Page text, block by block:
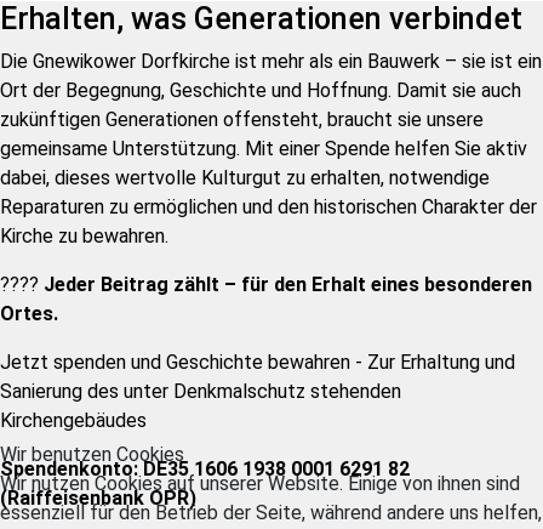
Erhalten, was Generationen verbindet
Die Gnewikower Dorfkirche ist mehr als ein Bauwerk – sie ist ein
Ort der Begegnung, Geschichte und Hoffnung. Damit sie auch
zukünftigen Generationen offensteht, braucht sie unsere
gemeinsame Unterstützung. Mit einer Spende helfen Sie aktiv
dabei, dieses wertvolle Kulturgut zu erhalten, notwendige
Reparaturen zu ermöglichen und den historischen Charakter der
Kirche zu bewahren.
???? Jeder Beitrag zählt – für den Erhalt eines besonderen
Ortes.
Jetzt spenden und Geschichte bewahren - Zur Erhaltung und
Sanierung des unter Denkmalschutz stehenden
Kirchengebäudes
Spendenkonto: DE35 1606 1938 0001 6291 82
(Raiffeisenbank OPR)
Wir benutzen Cookies
Wir nutzen Cookies auf unserer Website. Einige von ihnen sind
essenziell für den Betrieb der Seite, während andere uns helfen,